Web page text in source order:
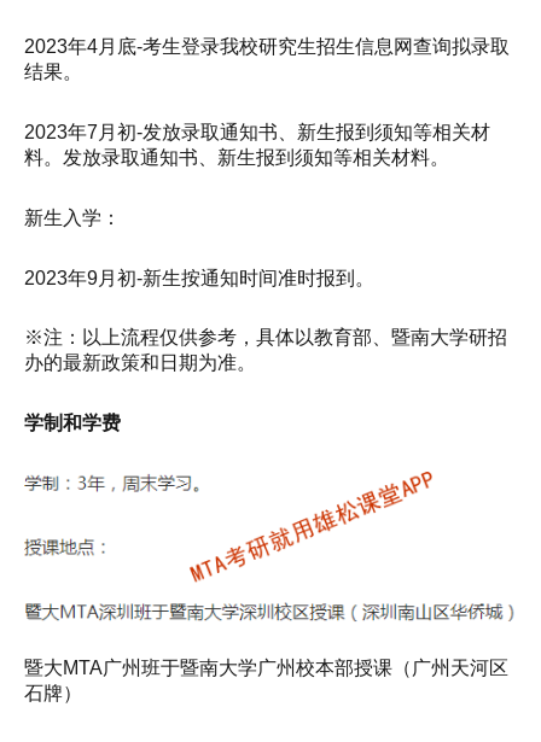
2023年4月底-考生登录我校研究生招生信息网查询拟录取
结果。
2023年7月初-发放录取通知书、新生报到须知等相关材
料。发放录取通知书、新生报到须知等相关材料。
新生入学：
2023年9月初-新生按通知时间准时报到。
※注：以上流程仅供参考，具体以教育部、暨南大学研招
办的最新政策和日期为准。
学制和学费
暨大MTA广州班于暨南大学广州校本部授课（广州天河区
石牌）